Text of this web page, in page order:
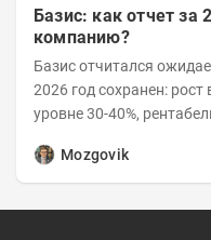
Базис: как отчет за
компанию?
Базис отчитался
2026 год сохранен: рост выручки 2026 ожидается на
уровне 30-40%,
Mozgovik